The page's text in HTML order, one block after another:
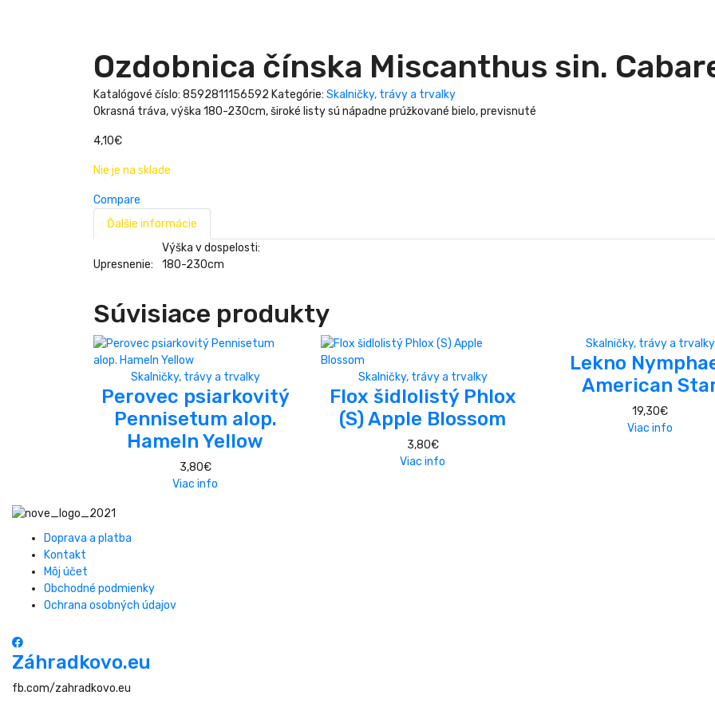
Ozdobnica čínska Miscanthus sin.
Katalógové číslo: 8592811156592 Kategórie: Skalničky, trávy a trvalky
Okrasná tráva, výška 180-230cm, široké listy sú nápadne prúžkované bielo, previsnuté
4,10€
Nie je na sklade
Compare
Ďalšie informácie
Upresnenie:
Výška v dospelosti:
180-230cm
Súvisiace produkty
Skalničky, trávy a trvalky
Perovec psiarkovitý
Pennisetum alop.
Hameln Yellow
3,80€
Viac info
Skalničky, trávy a trvalky
Flox šidlolistý Phlox
(S) Apple Blossom
3,80€
Viac info
Skalničky, trávy a trvalky
Lekno
American
19,30€
Viac info
Doprava a platba
Kontakt
Môj účet
Obchodné podmienky
Ochrana osobných údajov
Záhradkovo.eu
fb.com/zahradkovo.eu